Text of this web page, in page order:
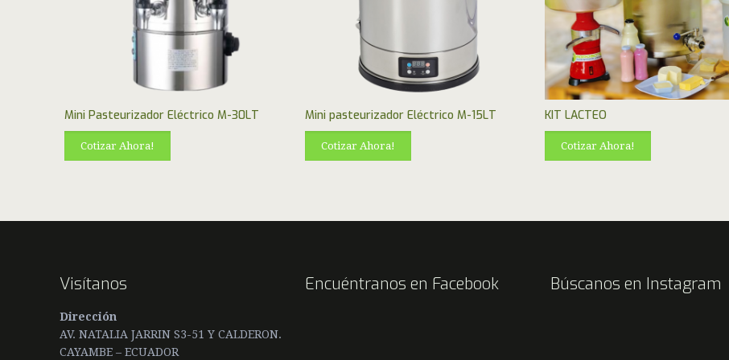
Mini Pasteurizador Eléctrico M-30LT
Cotizar Ahora!
Mini pasteurizador Eléctrico M-15LT
Cotizar Ahora!
KIT LACTEO
Cotizar Ahora!
Visítanos
Dirección
AV. NATALIA JARRIN S3-51 Y CALDERON.
CAYAMBE – ECUADOR
Encuéntranos en Facebook Búscanos en Instagram